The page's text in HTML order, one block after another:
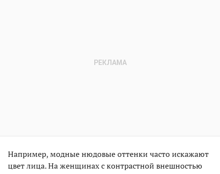
Например, модные нюдовые оттенки часто искажают
цвет лица. На женщинах с контрастной внешностью